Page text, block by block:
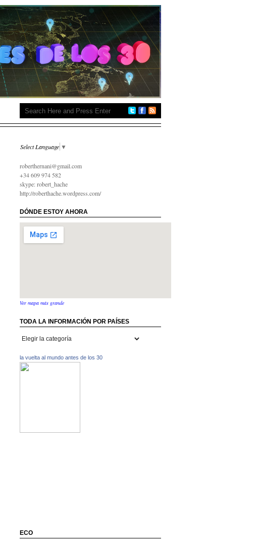
Select Language ▼
roberthernani@gmail.com
+34 609 974 582
skype: robert_hache
http://roberthache.wordpress.com/
DÓNDE ESTOY AHORA
Ver mapa más grande
TODA LA INFORMACIÓN POR PAÍSES
Toda
información
por
países
la vuelta al mundo antes de los 30
ECO